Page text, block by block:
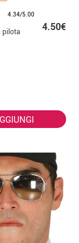
4.34/5.00
pilota 4.50€